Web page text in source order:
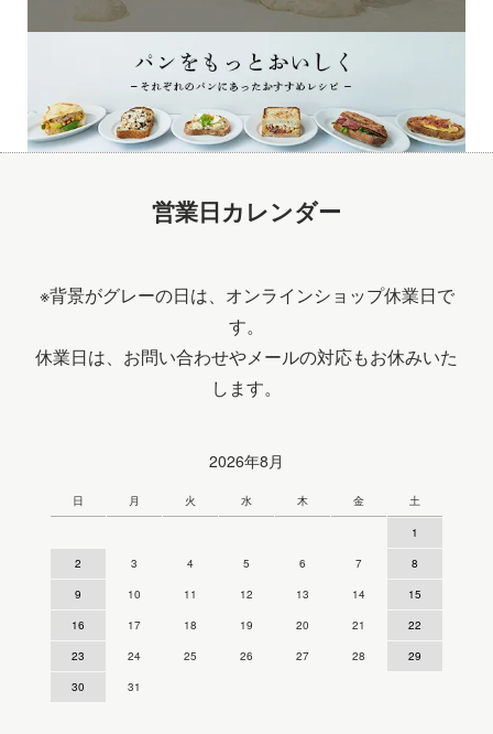
営業日カレンダー
※背景がグレーの日は、オンラインショップ休業日で
す。
休業日は、お問い合わせやメールの対応もお休みいた
します。
2026年8月
日 月 火 水 木 金 土
1
2
3 4 5 6 7
8
9
10 11 12 13 14
15
16
17 18 19 20 21
22
23
24 25 26 27 28
29
30
31